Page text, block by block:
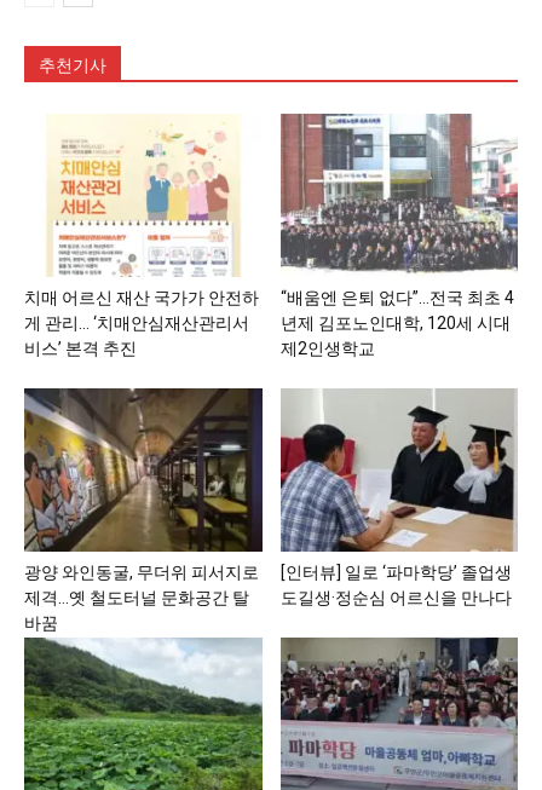
추천기사
치매 어르신 재산 국가가 안전하
게 관리… ‘치매안심재산관리서
비스’ 본격 추진
“배움엔 은퇴 없다”…전국 최초 4
년제 김포노인대학, 120세 시대
제2인생학교
광양 와인동굴, 무더위 피서지로
제격…옛 철도터널 문화공간 탈
바꿈
[인터뷰] 일로 ‘파마학당’ 졸업생
도길생·정순심 어르신을 만나다